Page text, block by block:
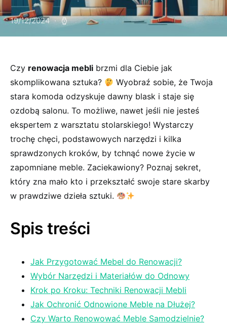
19/12/2024
Czy renowacja ⁢mebli brzmi dla Ciebie jak
skomplikowana sztuka?
‍Wyobraź sobie, że Twoja
stara komoda odzyskuje⁣ dawny blask i​ staje się
ozdobą salonu. To możliwe, nawet jeśli nie jesteś
ekspertem z⁤ warsztatu stolarskiego! Wystarczy
trochę chęci, podstawowych narzędzi i kilka
sprawdzonych ⁣kroków, by tchnąć​ nowe⁣ życie w ​
zapomniane meble. Zaciekawiony? Poznaj ⁢sekret,⁣
który zna mało kto ​i przekształć swoje stare skarby
w⁤ prawdziwe dzieła sztuki. ⁢
Spis treści
Jak Przygotować Mebel do Renowacji?
Wybór Narzędzi i Materiałów do Odnowy
Krok po Kroku: Techniki Renowacji Mebli
Jak Ochronić Odnowione‌ Meble ‍na Dłużej?
Czy Warto Renowować Meble Samodzielnie?